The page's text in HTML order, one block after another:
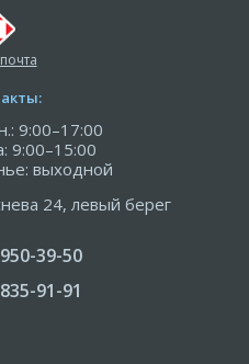
9:00–17:00
9:00–15:00
выходной
24, левый берег
950-39-50
835-91-91